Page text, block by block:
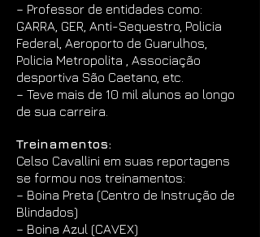
– Professor de entidades como:
GARRA, GER, Anti-Sequestro, Policia
Federal, Aeroporto de Guarulhos,
Policia Metropolita , Associação
desportiva São Caetano, etc.
– Teve mais de 10 mil alunos ao longo
de sua carreira.
Treinamentos:
Celso Cavallini em suas reportagens
se formou nos treinamentos:
– Boina Preta (Centro de Instrução de
Blindados)
– Boina Azul (CAVEX)